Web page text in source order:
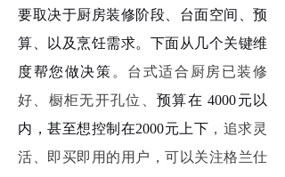
要取决于厨房装修阶段、台面空间、预
算、以及烹饪需求。下面从几个关键维
度帮您做决策 。台式适合厨房已装修
好、橱柜无开孔位、 预算在 4000元以
内，甚至想控制在2000元上下 ，追求灵
活、即买即用的用户，可以关注格兰仕